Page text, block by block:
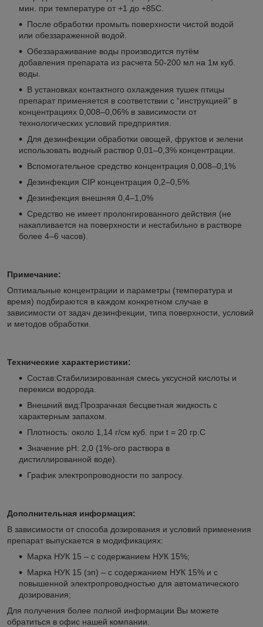
мин. при температуре от +1 до +85С.
После обработки промыть поверхности чистой водой
или обеззараженной водой.
Обеззараживание воды производится путём
добавления препарата из расчета 50-200 мл на 1м куб.
воды.
В установках контактного охлаждения тушек птицы
препарат применяется в соответствии с “инструкцией” в
концентрациях 0,008–0,06% в зависимости от
технологических условий предприятия.
Для дезинфекции обработки овощей, фруктов и зелени
использовать водный раствор 0,01–0,3% концентрации.
Вспомогательное средство концентрация 0,008–0,1%
Дезинфекция CIP концентрация 0,2–0,5%
Дезинфекция внешняя 0,4–1,0%
Средство не имеет пролонгированного действия (не
накапливается на поверхности и нестабильно в растворе
более 4–6 часов).
Примечание:
Оптимальные концентрации и параметры (температура и
время) подбираются в каждом конкретном случае в
зависимости от задач дезинфекции, типа поверхности, условий
и методов обработки.
Технические характеристики:
Состав:Стабилизированная смесь уксусной кислоты и
перекиси водорода.
Внешний вид:Прозрачная бесцветная жидкость с
характерным запахом.
Плотность: около 1,14 г/см куб. при t = 20 гр.С
Значение pH: 2,0 (1%-ого раствора в
дистиллированной воде).
График электропроводности по запросу.
Дополнительная информация:
В зависимости от способа дозирования и условий применения
препарат выпускается в модификациях:
Марка НУК 15 – с содержанием НУК 15%;
Марка НУК 15 (эп) – с содержанием НУК 15% и с
повышенной электропроводностью для автоматического
дозирования;
Для получения более полной информации Вы можете
обратиться в офис нашей компании.